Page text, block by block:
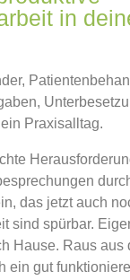
in
Praxisalltag.
das jetzt auch
sind spürbar.
Hause. Raus aus
ein gut